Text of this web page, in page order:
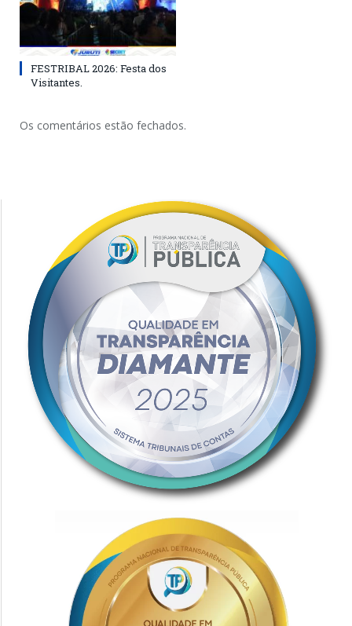
FESTRIBAL 2026: Festa dos
Visitantes.
Os comentários estão fechados.